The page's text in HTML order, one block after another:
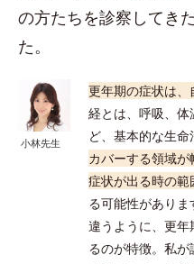
の方たちを診察してき
た。
小林先生
更年期の症状は、
経とは、呼吸、
ど、基本的な生命
カバーする領域
症状が出る時の
る可能性があり
違うように、更
るのが特徴。私